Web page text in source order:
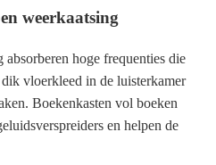
weerkaatsing
hoge frequenties die
vloerkleed in de luisterkamer
Boekenkasten vol boeken
en helpen de